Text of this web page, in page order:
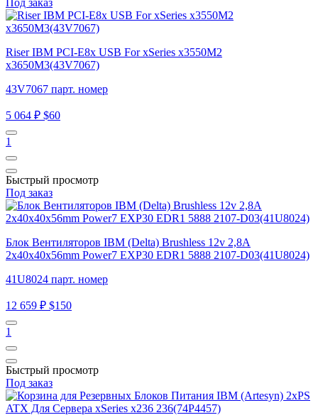
Под заказ
Riser IBM PCI-E8x USB For xSeries x3550M2
x3650M3(43V7067)
43V7067 парт. номер
5 064 ₽ $60
1
Быстрый просмотр
Под заказ
Блок Вентиляторов IBM (Delta) Brushless 12v 2,8A
2x40x40x56mm Power7 EXP30 EDR1 5888 2107-D03(41U8024)
41U8024 парт. номер
12 659 ₽ $150
1
Быстрый просмотр
Под заказ